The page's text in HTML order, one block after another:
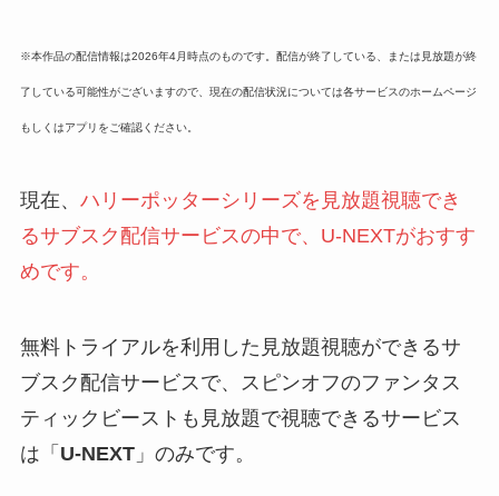
※本作品の配信情報は2026年4月時点のものです。配信が終了している、または見放題が終
了している可能性がございますので、現在の配信状況については各サービスのホームページ
もしくはアプリをご確認ください。
現在、 ハリーポッターシリーズを見放題視聴でき
るサブスク配信サービスの中で、U-NEXTがおすす
めです。
無料トライアルを利用した見放題視聴ができるサ
ブスク配信サービスで、スピンオフのファンタス
ティックビーストも見放題で視聴できるサービス
は「 U-NEXT」のみです。